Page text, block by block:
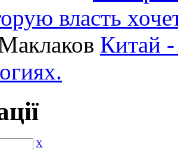
власть
Китай
X